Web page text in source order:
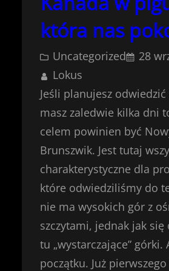
która nas
Uncategorized
28
Lokus
Jeśli planujesz odwiedzić
masz zaledwie kilka dni
celem powinien być
Brunszwik. Jest tutaj
charakterystyczne dla
które odwiedziliśmy do
nie ma wysokich gór z
szczytami, jednak jak się
tu „wystarczające” górki.
początku. Już